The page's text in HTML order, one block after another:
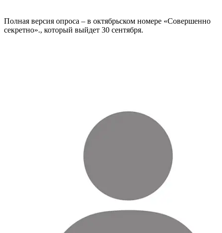
Полная версия опроса – в октябрьском номере «Совершенно
секретно»., который выйдет 30 сентября.